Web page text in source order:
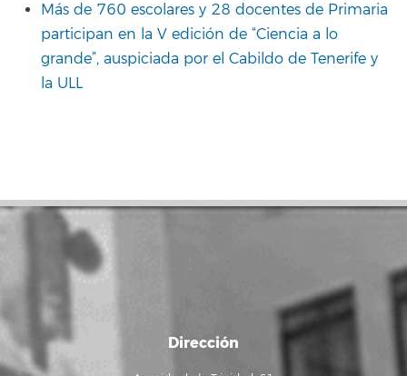
Más de 760 escolares y 28 docentes de Primaria
participan en la V edición de “Ciencia a lo
grande”, auspiciada por el Cabildo de Tenerife y
la ULL
Dirección